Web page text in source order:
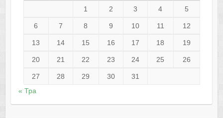
1 2 3 4 5
6 7 8 9 10 11 12
13 14 15 16 17 18 19
20 21 22 23 24 25 26
27 28 29 30
31
« Тра